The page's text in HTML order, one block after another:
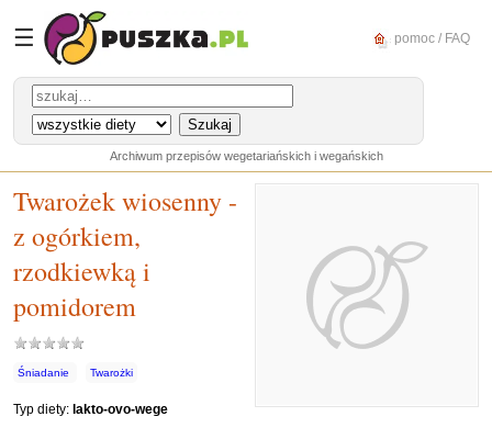
☰ pomoc / FAQ
Archiwum przepisów wegetariańskich i wegańskich
Twarożek wiosenny -
z ogórkiem,
rzodkiewką i
pomidorem
Śniadanie Twarożki
Typ diety: lakto-ovo-wege